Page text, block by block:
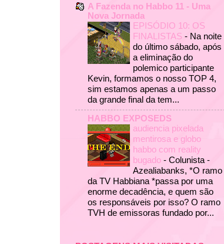
A Fazenda no Habbo 11 - Uma
Nova Jornada
EPISÓDIO 10: OS
FINALISTAS - Na noite
do último sábado, após
a eliminação do
polemico participante
Kevin, formamos o nosso TOP 4,
sim estamos apenas a um passo
da grande final da tem...
HABBO EXPOSEDS
audiencia pixelada
mentirosa e globo
habbo com reality
bugado - Colunista -
Azealiabanks, *O ramo
da TV Habbiana *passa por uma
enorme decadência, e quem são
os responsáveis por isso? O ramo
TVH de emissoras fundado por...